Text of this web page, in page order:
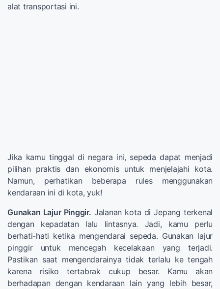
alat transportasi ini.
Jika kamu tinggal di negara ini, sepeda dapat menjadi
pilihan praktis dan ekonomis untuk menjelajahi kota.
Namun, perhatikan beberapa rules menggunakan
kendaraan ini di kota, yuk!
Gunakan Lajur Pinggir. Jalanan kota di Jepang terkenal
dengan kepadatan lalu lintasnya. Jadi, kamu perlu
berhati-hati ketika mengendarai sepeda. Gunakan lajur
pinggir untuk mencegah kecelakaan yang terjadi.
Pastikan saat mengendarainya tidak terlalu ke tengah
karena risiko tertabrak cukup besar. Kamu akan
berhadapan dengan kendaraan lain yang lebih besar,